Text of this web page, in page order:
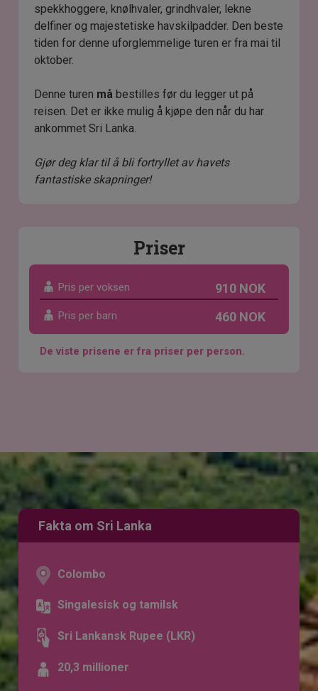
spekkhoggere, knølhvaler, grindhvaler, lekne
delfiner og majestetiske havskilpadder. Den beste
tiden for denne uforglemmelige turen er fra mai til
oktober.
Denne turen må bestilles før du legger ut på
reisen. Det er ikke mulig å kjøpe den når du har
ankommet Sri Lanka.
Gjør deg klar til å bli fortryllet av havets
fantastiske skapninger!
Priser
Pris per voksen 910 NOK
Pris per barn 460 NOK
De viste prisene er fra priser per person.
Fakta om Sri Lanka
Colombo
Singalesisk og tamilsk
Sri Lankansk Rupee (LKR)
20,3 millioner